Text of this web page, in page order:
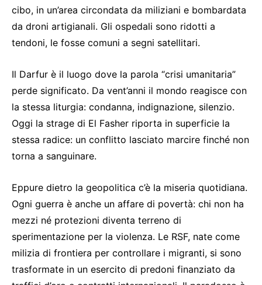
cibo, in un’area circondata da miliziani e bombardata
da droni artigianali. Gli ospedali sono ridotti a
tendoni, le fosse comuni a segni satellitari.
Il Darfur è il luogo dove la parola “crisi umanitaria”
perde significato. Da vent’anni il mondo reagisce con
la stessa liturgia: condanna, indignazione, silenzio.
Oggi la strage di El Fasher riporta in superficie la
stessa radice: un conflitto lasciato marcire finché non
torna a sanguinare.
Eppure dietro la geopolitica c’è la miseria quotidiana.
Ogni guerra è anche un affare di povertà: chi non ha
mezzi né protezioni diventa terreno di
sperimentazione per la violenza. Le RSF, nate come
milizia di frontiera per controllare i migranti, si sono
trasformate in un esercito di predoni finanziato da